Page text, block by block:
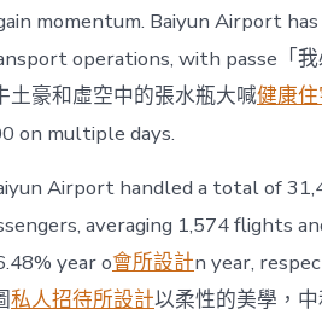
momentum. Baiyun Airport
operations, with passe「
土豪和虛空中的張水瓶大喊健康
on multiple days.
Airport handled a total of
averaging 1,574 flights
year o會所設計n year,
私人招待所設計以柔性的美學，